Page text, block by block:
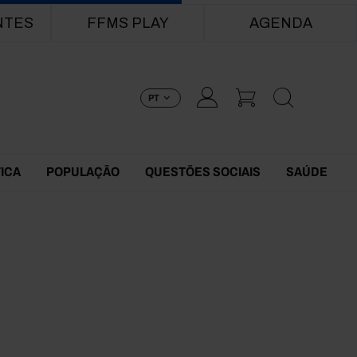
FFMS PLAY AGENDA
PT
POPULAÇÃO QUESTÕES SOCIAIS SAÚDE